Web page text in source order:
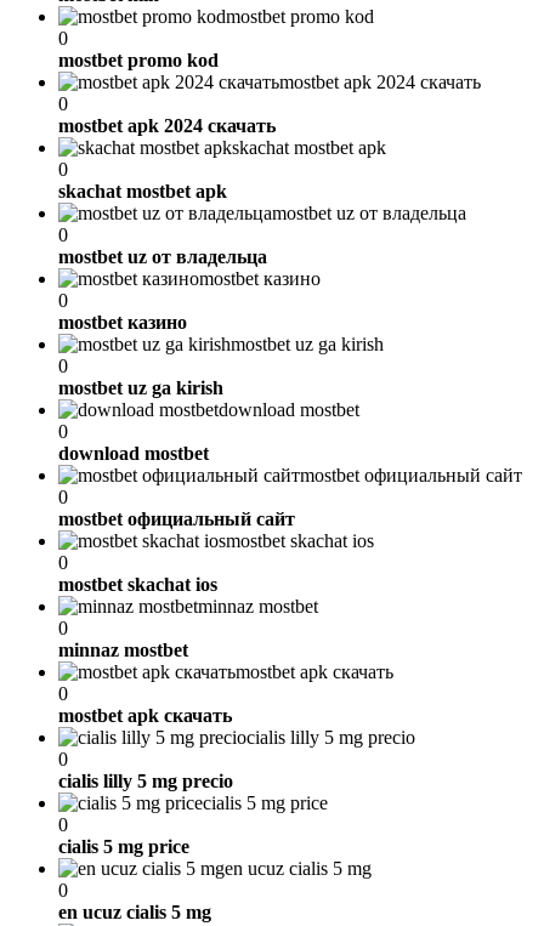
mostbet promo kod
0
mostbet promo kod
mostbet apk 2024 скачать
0
mostbet apk 2024 скачать
skachat mostbet apk
0
skachat mostbet apk
mostbet uz от владельца
0
mostbet uz от владельца
mostbet казино
0
mostbet казино
mostbet uz ga kirish
0
mostbet uz ga kirish
download mostbet
0
download mostbet
mostbet официальный сайт
0
mostbet официальный сайт
mostbet skachat ios
0
mostbet skachat ios
minnaz mostbet
0
minnaz mostbet
mostbet apk скачать
0
mostbet apk скачать
cialis lilly 5 mg precio
0
cialis lilly 5 mg precio
cialis 5 mg price
0
cialis 5 mg price
en ucuz cialis 5 mg
0
en ucuz cialis 5 mg